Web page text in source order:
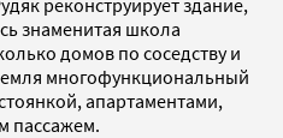
знаменитая школа
домов по соседству и
многофункциональный
апартаментами,
пассажем.